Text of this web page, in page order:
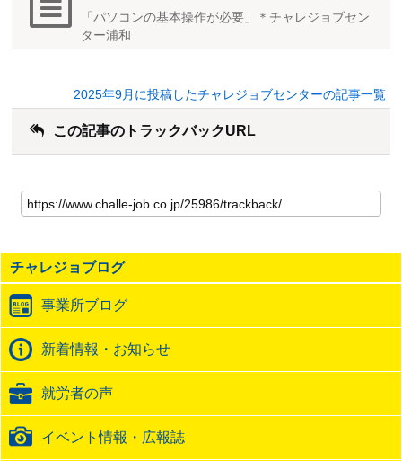
「パソコンの基本操作が必要」＊チャレジョブセン
ター浦和
2025年9月に投稿したチャレジョブセンターの記事一覧
この記事のトラックバックURL
の
記
の
ト
ッ
ク
バ
ッ
URL
チャレジョブログ
事業所ブログ
新着情報・お知らせ
就労者の声
イベント情報・広報誌